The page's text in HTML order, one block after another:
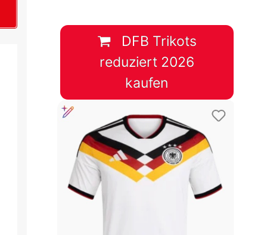
&
Tabelle
DFB Trikots
reduziert 2026
kaufen